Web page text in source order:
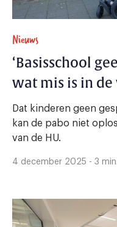
Nieuws
‘Basisschool
wat mis is in de
Dat kinderen geen
kan de pabo niet
van de HU.
4 december 2025 - 3 min.